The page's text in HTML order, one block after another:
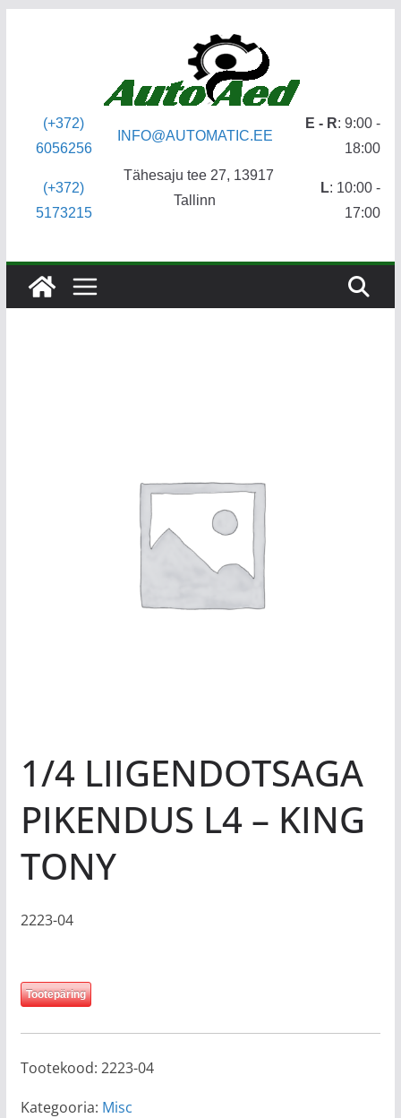
(+372)
6056256
(+372)
5173215
INFO@AUTOMATIC.EE
Tähesaju tee 27, 13917
Tallinn
E - R: 9:00 -
18:00
L: 10:00 -
17:00
1/4 LIIGENDOTSAGA
PIKENDUS L4 – KING
TONY
2223-04
Tootepäring
Tootekood: 2223-04
Kategooria: Misc